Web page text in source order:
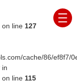
on line 127
cache/86/ef8f7/
in
on line 115